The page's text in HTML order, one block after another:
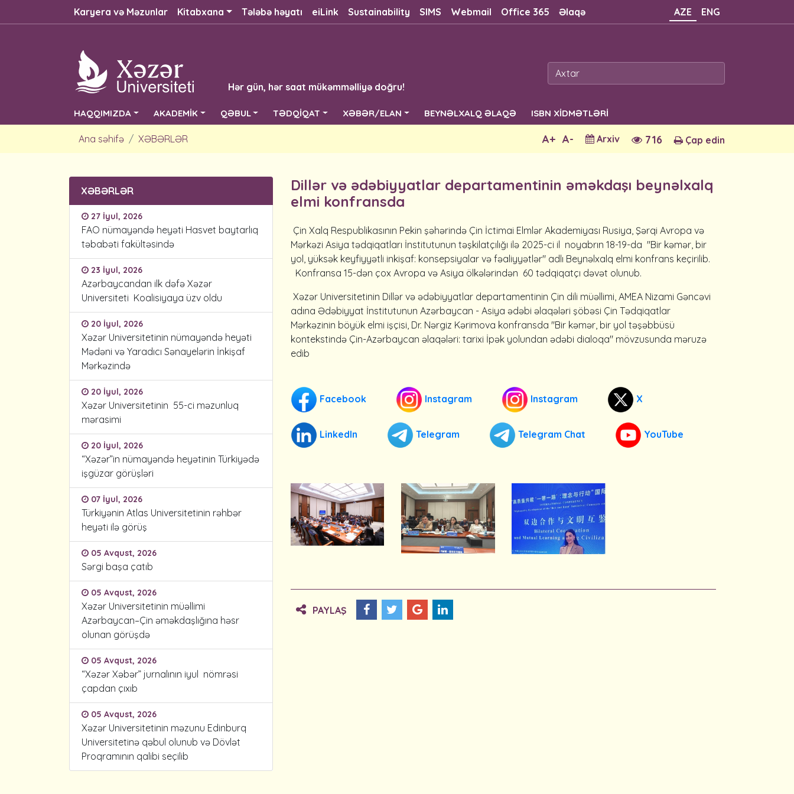
Karyera və Məzunlar Kitabxana Tələbə həyatı eiLink Sustainability SIMS Webmail Office 365 Əlaqə AZE ENG
Hər gün, hər saat mükəmməlliyə doğru!
HAQQIMIZDA AKADEMİK QƏBUL TƏDQİQAT XƏBƏR/ELAN BEYNƏLXALQ ƏLAQƏ ISBN XİDMƏTLƏRİ
Ana səhifə XƏBƏRLƏR Çap edin
716
Arxiv
A-
A+
XƏBƏRLƏR
27 İyul, 2026
FAO nümayəndə heyəti Hasvet baytarlıq
təbabəti fakültəsində
23 İyul, 2026
Azərbaycandan ilk dəfə Xəzər
Universiteti Koalisiyaya üzv oldu
20 İyul, 2026
Xəzər Universitetinin nümayəndə heyəti
Mədəni və Yaradıcı Sənayelərin İnkişaf
Mərkəzində
20 İyul, 2026
Xəzər Universitetinin 55-ci məzunluq
mərasimi
20 İyul, 2026
“Xəzər”in nümayəndə heyətinin Türkiyədə
işgüzar görüşləri
07 İyul, 2026
Türkiyənin Atlas Universitetinin rəhbər
heyəti ilə görüş
05 Avqust, 2026
Sərgi başa çatıb
05 Avqust, 2026
Xəzər Universitetinin müəllimi
Azərbaycan–Çin əməkdaşlığına həsr
olunan görüşdə
05 Avqust, 2026
“Xəzər Xəbər” jurnalının iyul nömrəsi
çapdan çıxıb
05 Avqust, 2026
Xəzər Universitetinin məzunu Edinburq
Universitetinə qəbul olunub və Dövlət
Proqramının qalibi seçilib
Dillər və ədəbiyyatlar departamentinin əməkdaşı beynəlxalq
elmi konfransda
Çin Xalq Respublikasının Pekin şəhərində Çin İctimai Elmlər Akademiyası Rusiya, Şərqi Avropa və
Mərkəzi Asiya tədqiqatları İnstitutunun təşkilatçılığı ilə 2025-ci il noyabrın 18-19-da "Bir kəmər, bir
yol, yüksək keyfiyyətli inkişaf: konsepsiyalar və fəaliyyətlər" adlı Beynəlxalq elmi konfrans keçirilib.
Konfransa 15-dən çox Avropa və Asiya ölkələrindən 60 tədqiqatçı dəvət olunub.
Xəzər Universitetinin Dillər və ədəbiyyatlar departamentinin Çin dili müəllimi, AMEA Nizami Gəncəvi
adına Ədəbiyyat İnstitutunun Azərbaycan - Asiya ədəbi əlaqələri şöbəsi Çin Tədqiqatlar
Mərkəzinin böyük elmi işçisi, Dr. Nərgiz Kərimova konfransda "Bir kəmər, bir yol təşəbbüsü
kontekstində Çin-Azərbaycan əlaqələri: tarixi İpək yolundan ədəbi dialoqa" mövzusunda məruzə
edib
Facebook Instagram Instagram X
LinkedIn Telegram Telegram Chat YouTube
PAYLAŞ